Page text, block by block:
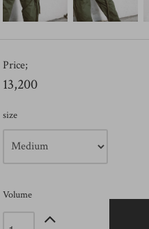
Price;
13,200
size
Volume